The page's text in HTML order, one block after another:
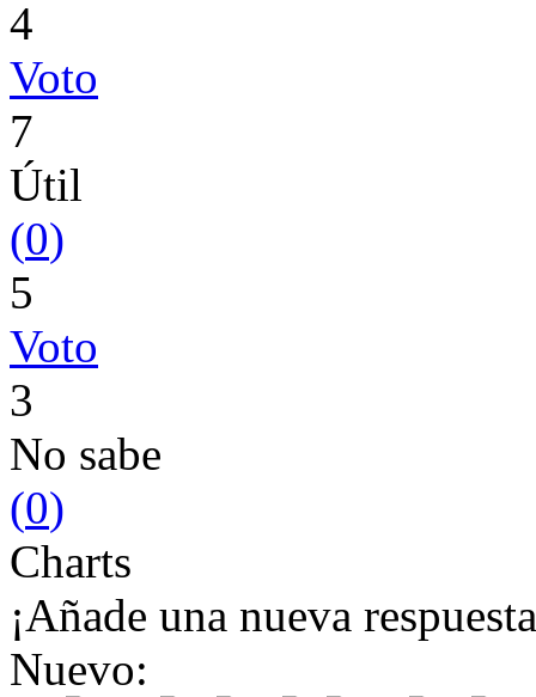
4
Voto
7
Útil
(0)
5
Voto
3
No sabe
(0)
Charts
¡Añade una nueva
Nuevo: